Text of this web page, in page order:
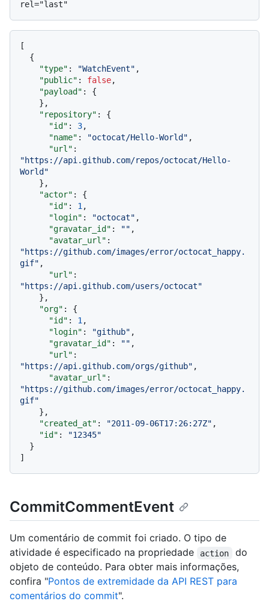
[
{
"type" : "WatchEvent" ,
"public" : false,
"payload" :
{
} ,
"repository" :
{
"id" : 3,
"name" : "octocat/Hello-World" ,
"url" :
"https://api.github.com/repos/octocat/Hello-
World"
} ,
"actor" :
{
"id" : 1 ,
"login" : "octocat" ,
"gravatar_id" : "" ,
"avatar_url" :
"https://github.com/images/error/octocat_happy.
gif" ,
"url" :
"https://api.github.com/users/octocat"
} ,
"org" :
{
"id" : 1 ,
"login" : "github" ,
"gravatar_id" : "" ,
"url" :
"https://api.github.com/orgs/github" ,
"avatar_url" :
"https://github.com/images/error/octocat_happy.
gif"
} ,
"created_at" : "2011-09-06T17:26:27Z" ,
"id" :
"12345"
}
]
CommitCommentEvent
Um comentário de commit foi criado. O tipo de
atividade é especificado na propriedade
action
do
objeto de conteúdo. Para obter mais informações,
confira "Pontos de extremidade da API REST para
comentários do commit".